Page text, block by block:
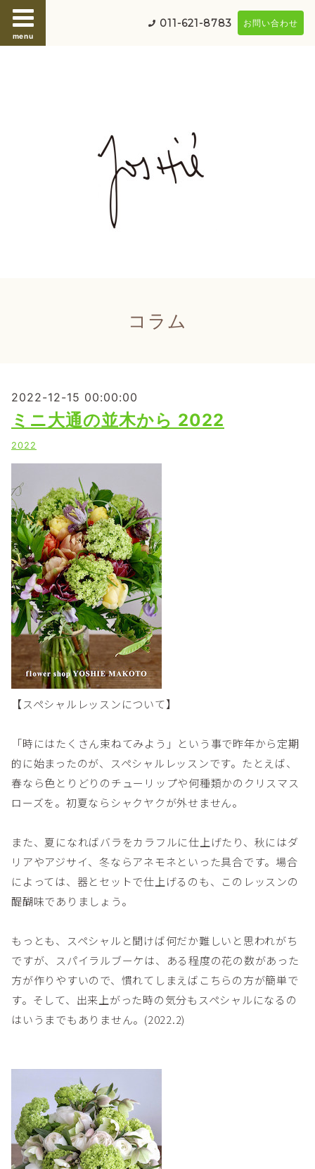
menu
011-621-8783 お問い合わせ
コラム
2022-12-15 00:00:00
ミニ大通の並木から 2022
2022
【スペシャルレッスンについて】
「時にはたくさん束ねてみよう」という事で昨年から定期
的に始まったのが、スペシャルレッスンです。たとえば、
春なら色とりどりのチューリップや何種類かのクリスマス
ローズを。初夏ならシャクヤクが外せません。
また、夏になればバラをカラフルに仕上げたり、秋にはダ
リアやアジサイ、冬ならアネモネといった具合です。場合
によっては、器とセットで仕上げるのも、このレッスンの
醍醐味でありましょう。
もっとも、スペシャルと聞けば何だか難しいと思われがち
ですが、スパイラルブーケは、ある程度の花の数があった
方が作りやすいので、慣れてしまえばこちらの方が簡単で
す。そして、出来上がった時の気分もスペシャルになるの
はいうまでもありません。(2022.2)